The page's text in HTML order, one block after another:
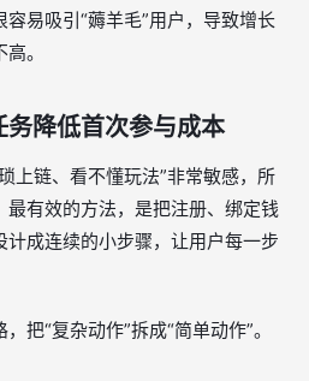
易吸引“薅羊毛”用户，导致增长
。
降低首次参与成本
上链、看不懂玩法”非常敏感，所
最有效的方法，是把注册、绑定钱
成连续的小步骤，让用户每一步
把“复杂动作”拆成“简单动作”。